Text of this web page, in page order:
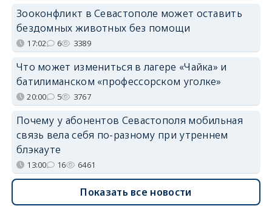
Зооконфликт в Севастополе может оставить
бездомных животных без помощи
17:02 6 3389
Что может измениться в лагере «Чайка» и
батилиманском «профессорском уголке»
20:00 5 3767
Почему у абонентов Севастополя мобильная
связь вела себя по-разному при утреннем
блэкауте
13:00 16 6461
Показать все новости